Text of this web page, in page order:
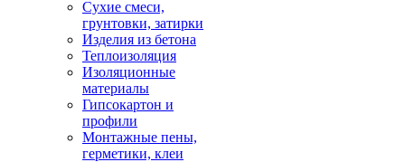
Сухие смеси,
грунтовки, затирки
Изделия из бетона
Теплоизоляция
Изоляционные
материалы
Гипсокартон и
профили
Монтажные пены,
герметики, клеи